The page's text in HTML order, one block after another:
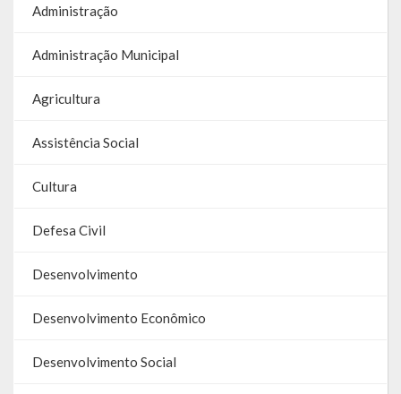
Galeria de Soberanas
Galeria de Vereadores
Galeria de Fotos
Vídeos
Administração
Administração Municipal
Agricultura
Assistência Social
Cultura
Defesa Civil
Desenvolvimento
Desenvolvimento Econômico
Desenvolvimento Social